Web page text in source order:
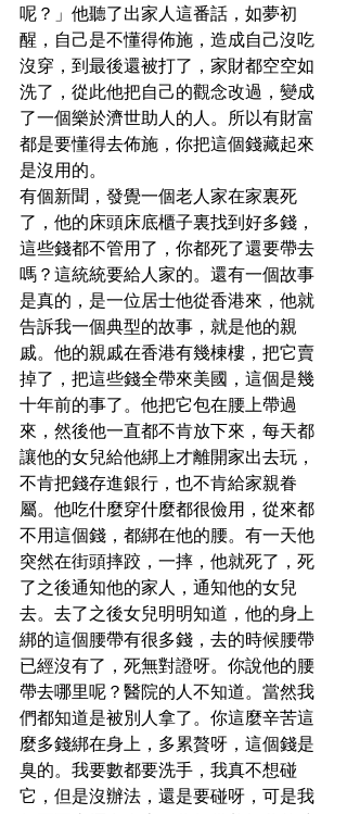
呢？」他聽了出家人這番話，如夢初
醒，自己是不懂得佈施，造成自己沒吃
沒穿，到最後還被打了，家財都空空如
洗了，從此他把自己的觀念改過，變成
了一個樂於濟世助人的人。所以有財富
都是要懂得去佈施，你把這個錢藏起來
是沒用的。
有個新聞，發覺一個老人家在家裏死
了，他的床頭床底櫃子裏找到好多錢，
這些錢都不管用了，你都死了還要帶去
嗎？這統統要給人家的。還有一個故事
是真的，是一位居士他從香港來，他就
告訴我一個典型的故事，就是他的親
戚。他的親戚在香港有幾棟樓，把它賣
掉了，把這些錢全帶來美國，這個是幾
十年前的事了。他把它包在腰上帶過
來，然後他一直都不肯放下來，每天都
讓他的女兒給他綁上才離開家出去玩，
不肯把錢存進銀行，也不肯給家親眷
屬。他吃什麼穿什麼都很儉用，從來都
不用這個錢，都綁在他的腰。有一天他
突然在街頭摔跤，一摔，他就死了，死
了之後通知他的家人，通知他的女兒
去。去了之後女兒明明知道，他的身上
綁的這個腰帶有很多錢，去的時候腰帶
已經沒有了，死無對證呀。你說他的腰
帶去哪里呢？醫院的人不知道。當然我
們都知道是被別人拿了。你這麼辛苦這
麼多錢綁在身上，多累贅呀，這個錢是
臭的。我要數都要洗手，我真不想碰
它，但是沒辦法，還是要碰呀，可是我